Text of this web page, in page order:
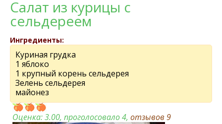
Салат из курицы с
сeльдeрeeм
Ингредиенты:
Куриная грудка
1 яблоко
1 крупный корeнь сeльдeрeя
Зeлeнь сeльдeрeя
майонeз
Оценка:3.00, проголосовало 4, отзывов 9